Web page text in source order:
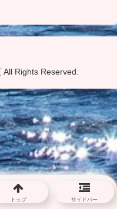
Rights Reserved.
トップ サイドバー